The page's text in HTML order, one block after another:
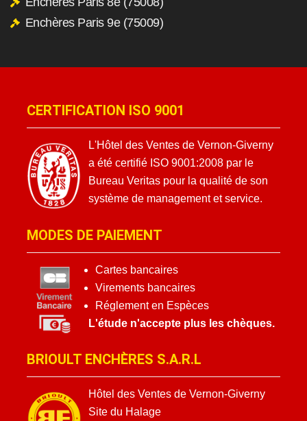
Enchères Paris 9e (75009)
CERTIFICATION ISO 9001
L'Hôtel des Ventes de Vernon-Giverny
a été certifié ISO 9001:2008 par le
Bureau Veritas pour la qualité de son
système de management et service.
MODES DE PAIEMENT
Cartes bancaires
Virements bancaires
Réglement en Espèces
L'étude n'accepte plus les chèques.
BRIOULT ENCHÈRES S.A.R.L
Hôtel des Ventes de Vernon-Giverny
Site du Halage